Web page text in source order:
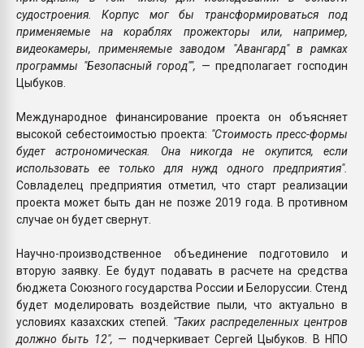
судостроения. Корпус мог бы трансформироваться под
применяемые на кораблях прожекторы или, например,
видеокамеры, применяемые заводом "Авангард" в рамках
программы "Безопасный город"", — предполагает господин
Цыбуков.
Международное финансирование проекта он объясняет
высокой себестоимостью проекта: "Стоимость пресс-формы
будет астрономическая. Она никогда не окупится, если
использовать ее только для нужд одного предприятия".
Совладелец предприятия отметил, что старт реализации
проекта может быть дан не позже 2019 года. В противном
случае он будет свернут.
Научно-производственное объединение подготовило и
вторую заявку. Ее будут подавать в расчете на средства
бюджета Союзного государства России и Белоруссии. Стенд
будет моделировать воздействие пыли, что актуально в
условиях казахских степей. "Таких распределенных центров
должно быть 12", — подчеркивает Сергей Цыбуков. В НПО